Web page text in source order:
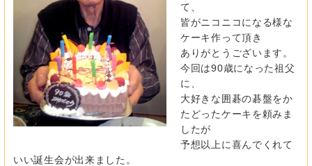
て、
皆がニコニコになる様な
ケーキ作って頂き
ありがとうございます。
今回は90歳になった祖父
に、
大好きな囲碁の碁盤をか
たどったケーキを頼みま
したが
予想以上に喜んでくれて
いい誕生会が出来ました。